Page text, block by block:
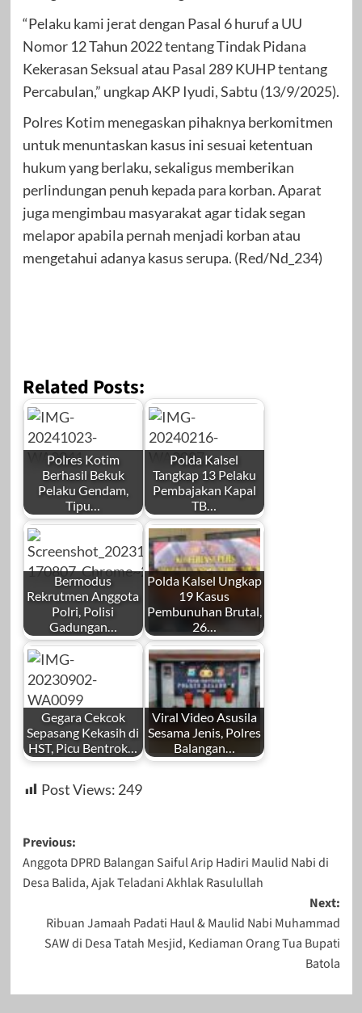
“Pelaku kami jerat dengan Pasal 6 huruf a UU
Nomor 12 Tahun 2022 tentang Tindak Pidana
Kekerasan Seksual atau Pasal 289 KUHP tentang
Percabulan,” ungkap AKP Iyudi, Sabtu (13/9/2025).
Polres Kotim menegaskan pihaknya berkomitmen
untuk menuntaskan kasus ini sesuai ketentuan
hukum yang berlaku, sekaligus memberikan
perlindungan penuh kepada para korban. Aparat
juga mengimbau masyarakat agar tidak segan
melapor apabila pernah menjadi korban atau
mengetahui adanya kasus serupa. (Red/Nd_234)
Related Posts:
Polres Kotim
Berhasil Bekuk
Pelaku Gendam,
Tipu…
Polda Kalsel
Tangkap 13 Pelaku
Pembajakan Kapal
TB…
Bermodus
Rekrutmen Anggota
Polri, Polisi
Gadungan…
Polda Kalsel Ungkap
19 Kasus
Pembunuhan Brutal,
26…
Gegara Cekcok
Sepasang Kekasih di
HST, Picu Bentrok…
Viral Video Asusila
Sesama Jenis, Polres
Balangan…
Post Views: 249
Post
navigation
Previous:
Anggota DPRD Balangan Saiful Arip Hadiri Maulid Nabi di
Desa Balida, Ajak Teladani Akhlak Rasulullah
Next:
Ribuan Jamaah Padati Haul & Maulid Nabi Muhammad
SAW di Desa Tatah Mesjid, Kediaman Orang Tua Bupati
Batola